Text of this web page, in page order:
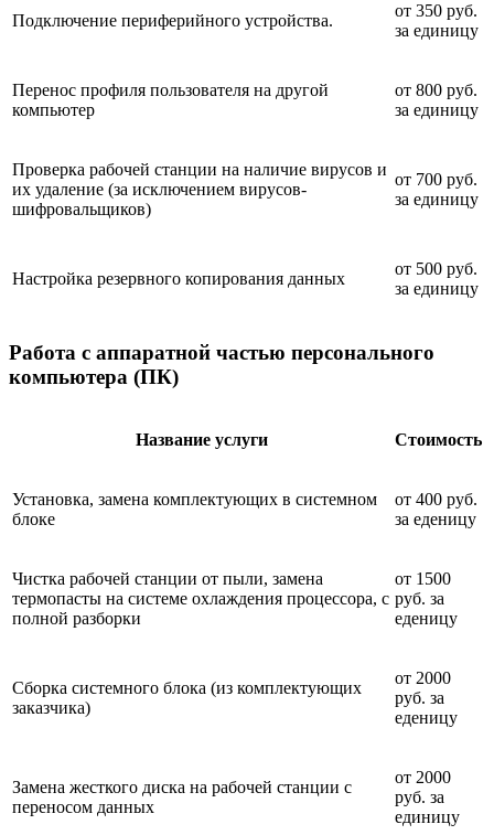
Подключение периферийного устройства.
от 350 руб.
за единицу
Перенос профиля пользователя на другой
компьютер
от 800 руб.
за единицу
Проверка рабочей станции на наличие вирусов и
их удаление (за исключением вирусов-
шифровальщиков)
от 700 руб.
за единицу
Настройка резервного копирования данных
от 500 руб.
за единицу
Работа с аппаратной частью персонального
компьютера (ПК)
Название услуги Стоимость
Установка, замена комплектующих в системном
блоке
от 400 руб.
за еденицу
Чистка рабочей станции от пыли, замена
термопасты на системе охлаждения процессора, с
полной разборки
от 1500
руб. за
еденицу
Сборка системного блока (из комплектующих
заказчика)
от 2000
руб. за
еденицу
Замена жесткого диска на рабочей станции с
переносом данных
от 2000
руб. за
единицу